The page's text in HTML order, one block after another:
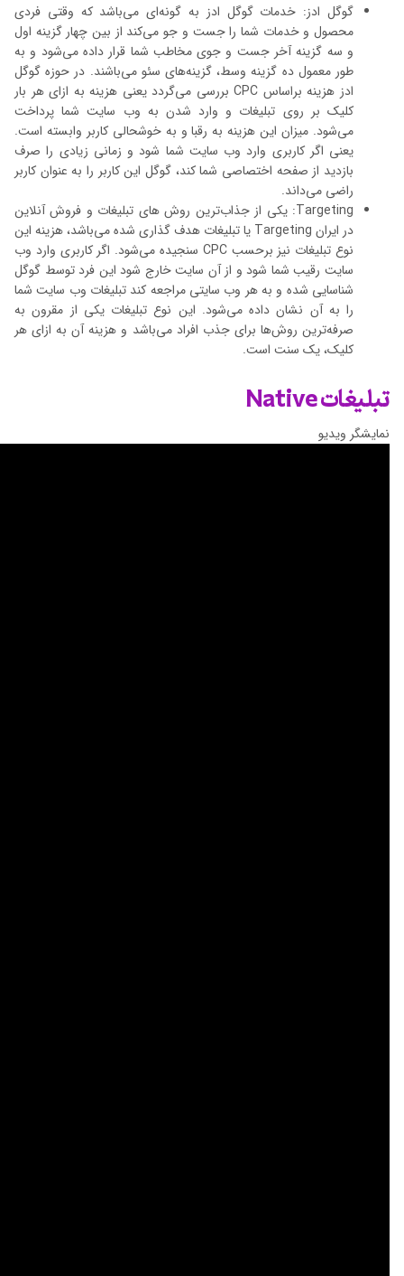
گوگل ادز: خدمات گوگل ادز به گونه‌ای می‌باشد که وقتی فردی
محصول و خدمات شما را جست و جو می‌کند از بین چهار گزینه اول
و سه گزینه آخر جست و جوی مخاطب شما قرار داده می‌شود و به
طور معمول ده گزینه وسط، گزینه‌های سئو می‌باشند. در حوزه گوگل
ادز هزینه براساس CPC بررسی می‌گردد یعنی هزینه به ازای هر بار
کلیک بر روی تبلیغات و وارد شدن به وب سایت شما پرداخت
می‌‌شود. میزان این هزینه به رقبا و به خوشحالی کاربر وابسته است.
یعنی اگر کاربری وارد وب سایت شما شود و زمانی زیادی را صرف
بازدید از صفحه اختصاصی شما کند، گوگل این کاربر را به عنوان کاربر
راضی می‌داند.
Targeting: یکی از جذاب‌ترین روش های تبلیغات و فروش آنلاین
در ایران Targeting یا تبلیغات هدف گذاری شده می‌باشد، هزینه این
نوع تبلیغات نیز برحسب CPC سنجیده می‌شود. اگر کاربری وارد وب
سایت رقیب شما شود و از آن سایت خارج شود این فرد توسط گوگل
شناسایی شده و به هر وب سایتی مراجعه کند تبلیغات وب سایت شما
را به آن نشان داده می‌شود. این نوع تبلیغات یکی از مقرون به
صرفه‌ترین روش‌ها برای جذب افراد می‌باشد و هزینه آن به ازای هر
کلیک، یک سنت است.
تبلیغات Native
نمایشگر ویدیو